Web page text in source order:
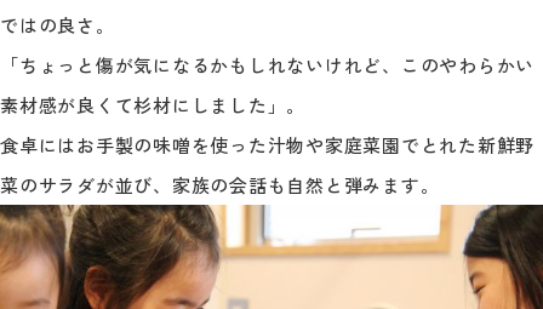
ではの良さ。
「ちょっと傷が気になるかもしれないけれど、このやわらかい
素材感が良くて杉材にしました」。
食卓にはお手製の味噌を使った汁物や家庭菜園でとれた新鮮野
菜のサラダが並び、家族の会話も自然と弾みます。